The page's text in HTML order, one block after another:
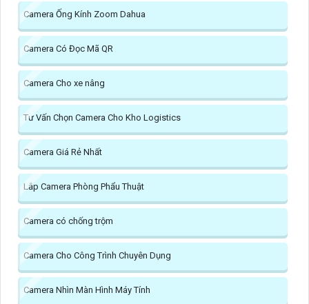
Camera Ống Kính Zoom Dahua
Camera Có Đọc Mã QR
Camera Cho xe nâng
Tư Vấn Chọn Camera Cho Kho Logistics
Camera Giá Rẻ Nhất
Lắp Camera Phòng Phẩu Thuật
Camera có chống trộm
Camera Cho Công Trình Chuyên Dụng
Camera Nhìn Màn Hình Máy Tính